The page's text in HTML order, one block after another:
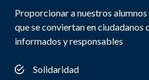
Proporcionar a nuestros
que se conviertan en ciudadanos
informados y responsables
Solidaridad